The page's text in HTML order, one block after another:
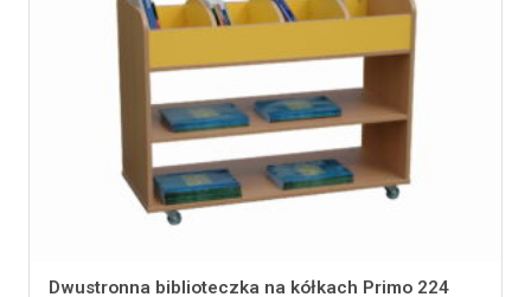
Dwustronna biblioteczka na kółkach Primo 224